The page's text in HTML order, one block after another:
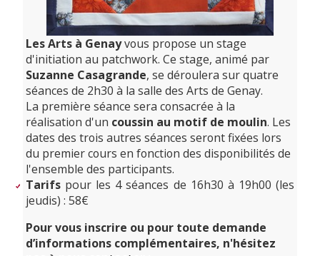
Les Arts à Genayvous propose un stage
d'initiation au patchwork. Ce stage, animé par
Suzanne Casagrande, se déroulera sur quatre
séances de 2h30 à la salle des Arts de Genay.
La première séance sera consacrée à la
réalisation d'un coussin au motif de moulin. Les
dates des trois autres séances seront fixées lors
du premier cours en fonction des disponibilités de
l'ensemble des participants.
Tarifs pour les 4 séances de 16h30 à 19h00 (les
jeudis) : 58€
Pour vous inscrire ou pour toute demande
d’informations complémentaires, n'hésitez